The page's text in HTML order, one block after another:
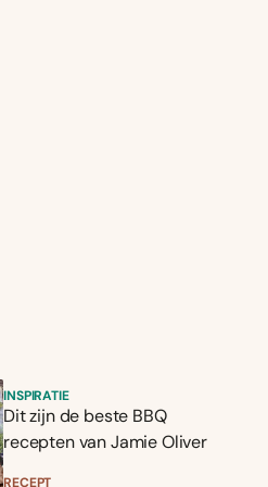
INSPIRATIE
Dit zijn de beste BBQ
recepten van Jamie Oliver
RECEPT